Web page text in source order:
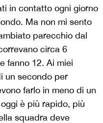
in contatto ogni giorno
Ma non mi sento
parecchio dal
circa 6
fanno 12. Ai miei
un secondo per
farlo in meno di un
è più rapido, più
squadra deve